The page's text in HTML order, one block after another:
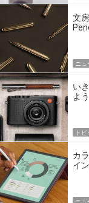
文
ニュ
い
よ
トピ
カ
イ
ニュ